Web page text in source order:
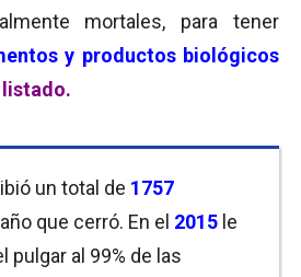
mortales, para tener
y productos biológicos
un total de 1757
que cerró. En el 2015 le
pulgar al 99% de las